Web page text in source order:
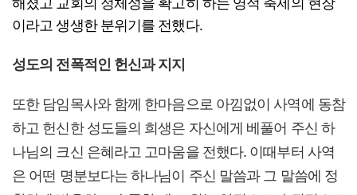
이라고 생생한 분위기를 전했다.
성도의 전폭적인 헌신과 지지
또한 담임목사와 함께 한마음으로 아낌없이 사역에 동참
하고 헌신한 성도들의 희생은 자신에게 베풀어 주신 하
나님의 크신 은혜라고 고마움을 전했다. 이때부터 사역
은 어떤 명분보다는 하나님이 주신 말씀과 그 말씀에 정